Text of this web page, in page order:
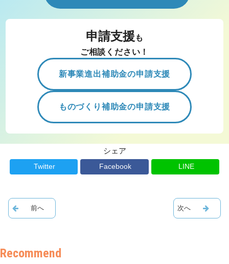
申請支援 も
ご相談ください！
新事業進出補助金の申請支援
ものづくり補助金の申請支援
シェア
Twitter Facebook LINE